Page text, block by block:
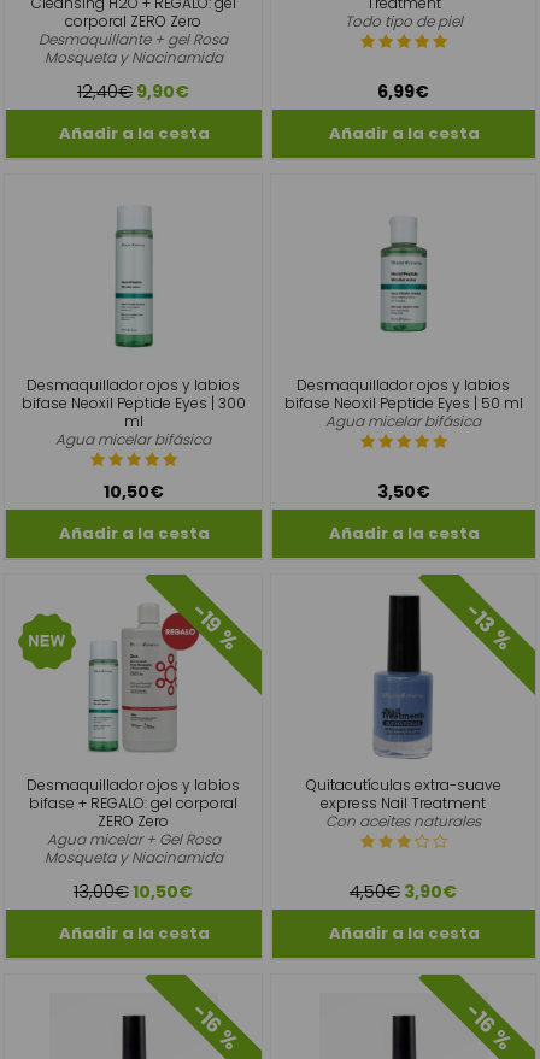
corporal ZERO Zero
Desmaquillante + gel Rosa
Mosqueta y Niacinamida
12,40€ 9,90€
Todo tipo de piel
6,99€
Desmaquillador ojos y labios
bifase Neoxil Peptide Eyes | 300
ml
Agua micelar bifásica
10,50€
Desmaquillador ojos y labios
bifase Neoxil Peptide Eyes | 50 ml
Agua micelar bifásica
3,50€
Desmaquillador ojos y labios
bifase + REGALO: gel corporal
ZERO Zero
Agua micelar + Gel Rosa
Mosqueta y Niacinamida
-19 %
13,00€10,50€
Quitacutículas extra-suave
express Nail Treatment
Con aceites naturales
-13 %
4,50€ 3,90€
-16 % -16 %